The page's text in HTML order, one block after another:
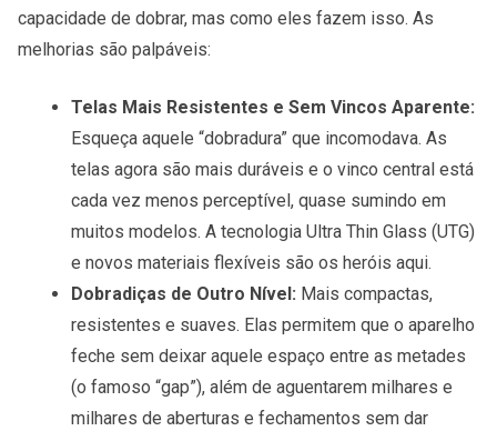
capacidade de dobrar, mas como eles fazem isso. As
melhorias são palpáveis:
Telas Mais Resistentes e Sem Vincos Aparente:
Esqueça aquele “dobradura” que incomodava. As
telas agora são mais duráveis e o vinco central está
cada vez menos perceptível, quase sumindo em
muitos modelos. A tecnologia Ultra Thin Glass (UTG)
e novos materiais flexíveis são os heróis aqui.
Dobradiças de Outro Nível: Mais compactas,
resistentes e suaves. Elas permitem que o aparelho
feche sem deixar aquele espaço entre as metades
(o famoso “gap”), além de aguentarem milhares e
milhares de aberturas e fechamentos sem dar